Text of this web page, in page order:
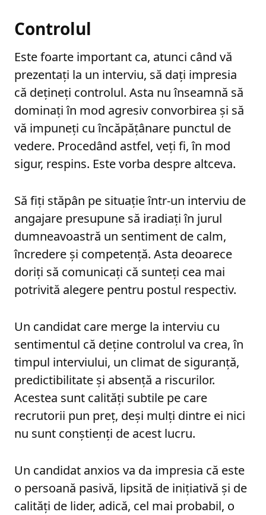
Controlul
Este foarte important ca, atunci când vă
prezentați la un interviu, să dați impresia
că dețineți controlul. Asta nu înseamnă să
dominați în mod agresiv convorbirea și să
vă impuneți cu încăpățânare punctul de
vedere. Procedând astfel, veți fi, în mod
sigur, respins. Este vorba despre altceva.
Să fiți stăpân pe situație într-un interviu de
angajare presupune să iradiați în jurul
dumneavoastră un sentiment de calm,
încredere și competență. Asta deoarece
doriți să comunicați că sunteți cea mai
potrivită alegere pentru postul respectiv.
Un candidat care merge la interviu cu
sentimentul că deține controlul va crea, în
timpul interviului, un climat de siguranță,
predictibilitate și absență a riscurilor.
Acestea sunt calități subtile pe care
recrutorii pun preț, deși mulți dintre ei nici
nu sunt conștienți de acest lucru.
Un candidat anxios va da impresia că este
o persoană pasivă, lipsită de inițiativă și de
calități de lider, adică, cel mai probabil, o